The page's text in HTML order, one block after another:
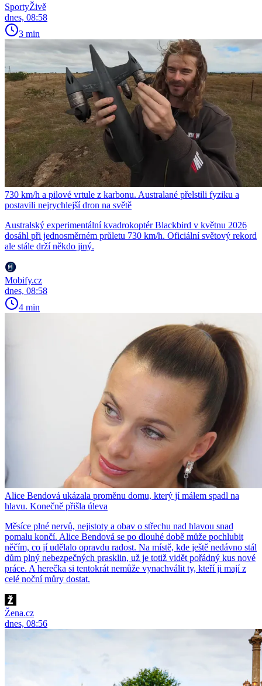
SportyŽivě
dnes, 08:58
3 min
730 km/h a pilové vrtule z karbonu. Australané přelstili fyziku a
postavili nejrychlejší dron na světě
Australský experimentální kvadrokoptér Blackbird v květnu 2026
dosáhl při jednosměrném průletu 730 km/h. Oficiální světový rekord
ale stále drží někdo jiný.
Mobify.cz
dnes, 08:58
4 min
Alice Bendová ukázala proměnu domu, který jí málem spadl na
hlavu. Konečně přišla úleva
Měsíce plné nervů, nejistoty a obav o střechu nad hlavou snad
pomalu končí. Alice Bendová se po dlouhé době může pochlubit
něčím, co jí udělalo opravdu radost. Na místě, kde ještě nedávno stál
dům plný nebezpečných prasklin, už je totiž vidět pořádný kus nové
práce. A herečka si tentokrát nemůže vynachválit ty, kteří ji mají z
celé noční můry dostat.
Žena.cz
dnes, 08:56